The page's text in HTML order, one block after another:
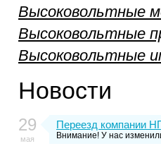
Высоковольтные
Высоковольтные
Высоковольтные
Новости
29
мая
Переезд компании
Внимание! У нас